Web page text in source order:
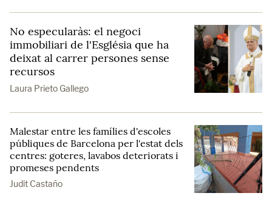
No especularàs: el negoci
immobiliari de l'Església que ha
deixat al carrer persones sense
recursos
Laura Prieto Gallego
Malestar entre les famílies d'escoles
públiques de Barcelona per l'estat dels
centres: goteres, lavabos deteriorats i
promeses pendents
Judit Castaño